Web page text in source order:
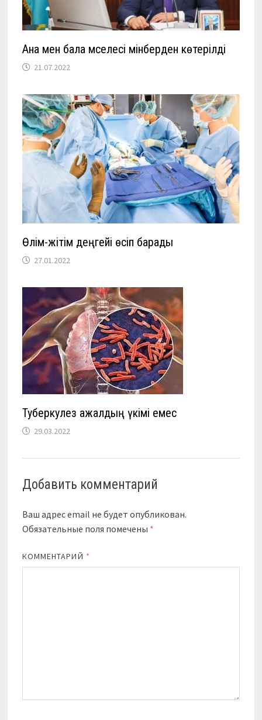
Ана мен бала мәселесі мінберден көтерілді
21.07.2022
Өлім-жітім деңгейі өсіп барады
27.01.2022
Туберкулез ажалдың үкімі емес
29.03.2022
Добавить комментарий
Ваш адрес email не будет опубликован.
Обязательные поля помечены *
КОММЕНТАРИЙ *